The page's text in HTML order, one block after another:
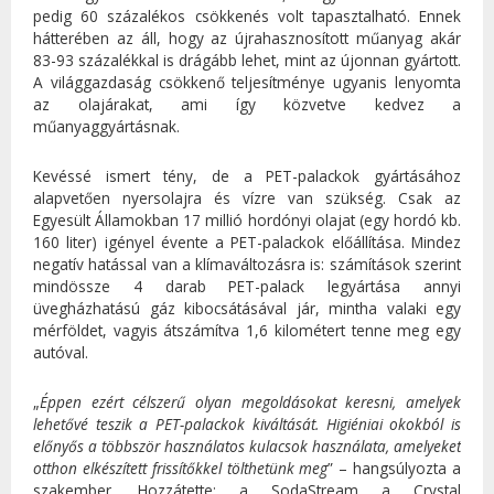
pedig 60 százalékos csökkenés volt tapasztalható. Ennek
hátterében az áll, hogy az újrahasznosított műanyag akár
83-93 százalékkal is drágább lehet, mint az újonnan gyártott.
A világgazdaság csökkenő teljesítménye ugyanis lenyomta
az olajárakat, ami így közvetve kedvez a
műanyaggyártásnak.
Kevéssé ismert tény, de a PET-palackok gyártásához
alapvetően nyersolajra és vízre van szükség. Csak az
Egyesült Államokban 17 millió hordónyi olajat (egy hordó kb.
160 liter) igényel évente a PET-palackok előállítása. Mindez
negatív hatással van a klímaváltozásra is: számítások szerint
mindössze 4 darab PET-palack legyártása annyi
üvegházhatású gáz kibocsátásával jár, mintha valaki egy
mérföldet, vagyis átszámítva 1,6 kilométert tenne meg egy
autóval.
„Éppen ezért célszerű olyan megoldásokat keresni, amelyek
lehetővé teszik a PET-palackok kiváltását. Higiéniai okokból is
előnyős a többször használatos kulacsok használata, amelyeket
otthon elkészített frissítőkkel tölthetünk meg” – hangsúlyozta a